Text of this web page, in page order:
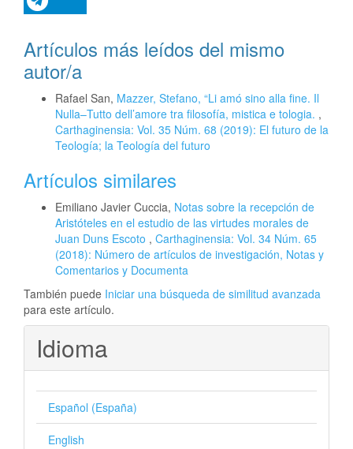
Artículos más leídos del mismo
autor/a
Rafael San, Mazzer, Stefano, “Li amó sino alla fine. Il
Nulla–Tutto dell’amore tra filosofía, mistica e tologia. ,
Carthaginensia: Vol. 35 Núm. 68 (2019): El futuro de la
Teología; la Teología del futuro
Artículos similares
Emiliano Javier Cuccia, Notas sobre la recepción de
Aristóteles en el estudio de las virtudes morales de
Juan Duns Escoto , Carthaginensia: Vol. 34 Núm. 65
(2018): Número de artículos de investigación, Notas y
Comentarios y Documenta
También puede Iniciar una búsqueda de similitud avanzada
para este artículo.
Idioma
Español (España)
English